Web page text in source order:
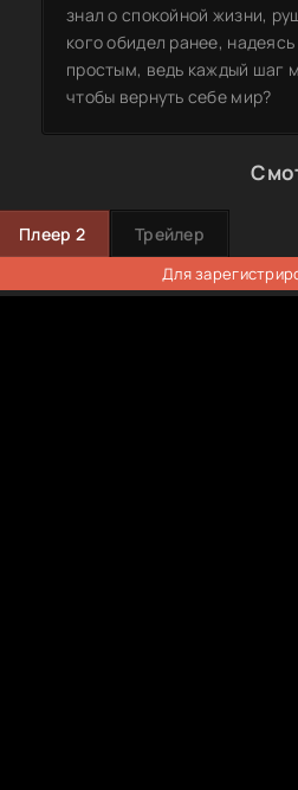
знал о спокойной жизни,
кого обидел ранее,
простым, ведь каждый шаг
чтобы вернуть себе мир?
Плеер 2 Трейлер
Для